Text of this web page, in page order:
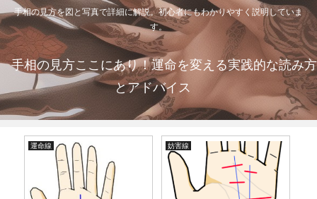
手相の見方を図と写真で詳細に解説。初心者にもわかりやすく説明していま
す。
手相の見方ここにあり！運命を変える実践的な読み方
とアドバイス
運命線 妨害線